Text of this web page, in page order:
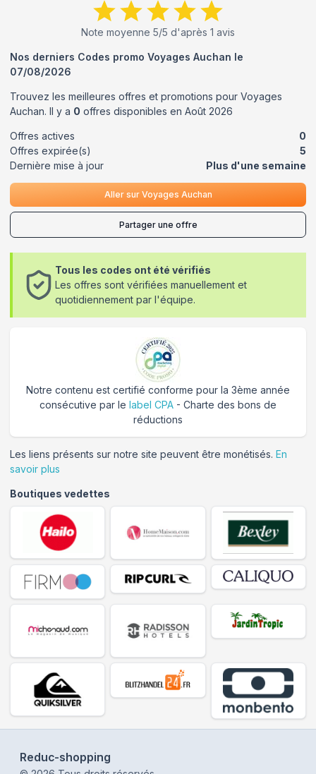
Note moyenne 5/5 d'après 1 avis
Nos derniers Codes promo Voyages Auchan le
07/08/2026
Trouvez les meilleures offres et promotions pour Voyages
Auchan. Il y a 0 offres disponibles en Août 2026
Offres actives
0
Offres expirée(s)
5
Dernière mise à jour
Plus d'une semaine
Aller sur Voyages Auchan
Partager une offre
Tous les codes ont été vérifiés
Les offres sont vérifiées manuellement et
quotidiennement par l'équipe.
Notre contenu est certifié conforme pour la 3ème année
consécutive par le label CPA - Charte des bons de
réductions
Les liens présents sur notre site peuvent être monétisés. En
savoir plus
Boutiques vedettes
Reduc-shopping